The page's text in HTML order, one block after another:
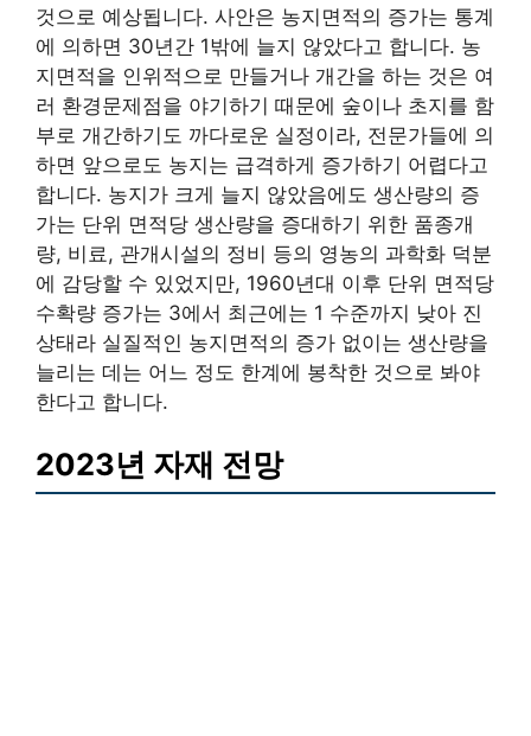
것으로 예상됩니다. 사안은 농지면적의 증가는 통계
에 의하면 30년간 1밖에 늘지 않았다고 합니다. 농
지면적을 인위적으로 만들거나 개간을 하는 것은 여
러 환경문제점을 야기하기 때문에 숲이나 초지를 함
부로 개간하기도 까다로운 실정이라, 전문가들에 의
하면 앞으로도 농지는 급격하게 증가하기 어렵다고
합니다. 농지가 크게 늘지 않았음에도 생산량의 증
가는 단위 면적당 생산량을 증대하기 위한 품종개
량, 비료, 관개시설의 정비 등의 영농의 과학화 덕분
에 감당할 수 있었지만, 1960년대 이후 단위 면적당
수확량 증가는 3에서 최근에는 1 수준까지 낮아 진
상태라 실질적인 농지면적의 증가 없이는 생산량을
늘리는 데는 어느 정도 한계에 봉착한 것으로 봐야
한다고 합니다.
2023년 자재 전망